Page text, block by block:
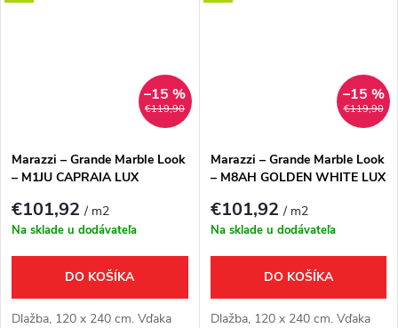
€119,90
–15 %
Marazzi – Grande Marble Look
– M1JU CAPRAIA LUX
€101,92/ m2
Na sklade u dodávateľa
DO KOŠÍKA
Dlažba, 120 x 240 cm. Vďaka
€119,90
–15 %
Marazzi – Grande Marble Look
– M8AH GOLDEN WHITE LUX
€101,92/ m2
Na sklade u dodávateľa
DO KOŠÍKA
Dlažba, 120 x 240 cm. Vďaka